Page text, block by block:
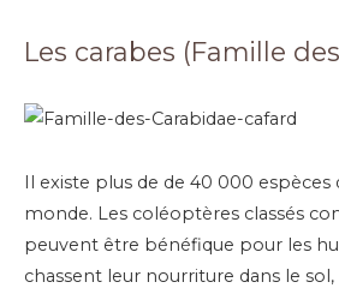
Les carabes (Famille
Il existe plus de de 40 000 espèces
monde. Les coléoptères classés
peuvent être bénéfique pour les
chassent leur nourriture dans le